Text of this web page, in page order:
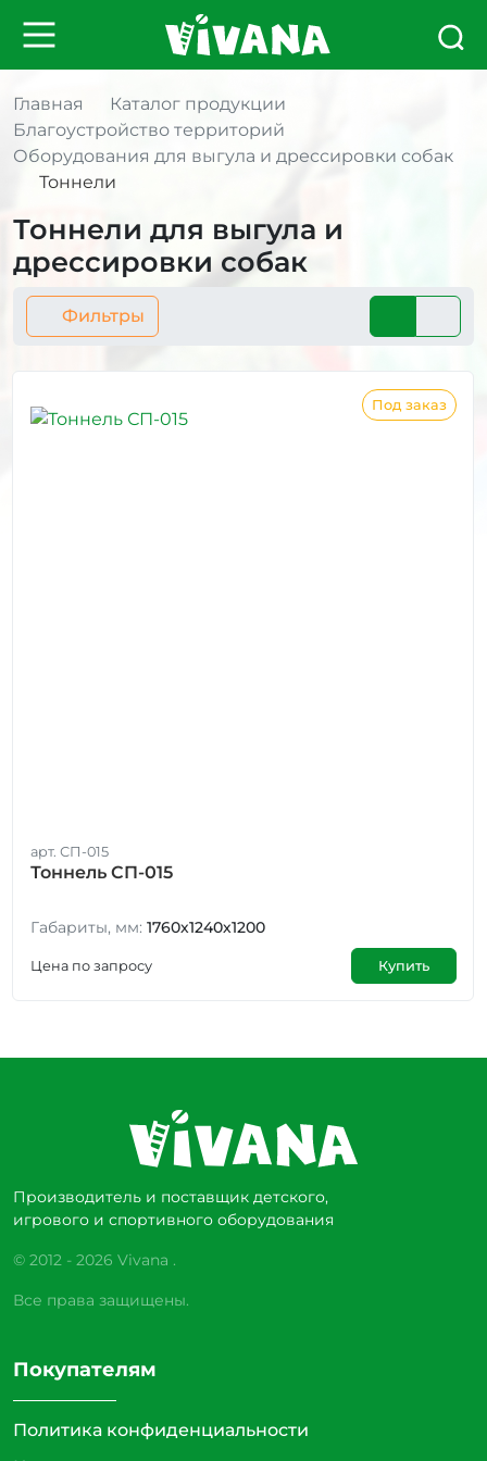
Главная
Каталог продукции
Благоустройство территорий
Оборудования для выгула и дрессировки собак
Тоннели
Тоннели для выгула и
дрессировки собак
Фильтры
Под заказ
арт. СП-015
Тоннель СП-015
Габариты, мм: 1760х1240х1200
Цена по запросу Купить
Производитель и поставщик детского,
игрового и спортивного оборудования
© 2012 - 2026 Vivana .
Все права защищены.
Покупателям
Политика конфиденциальности